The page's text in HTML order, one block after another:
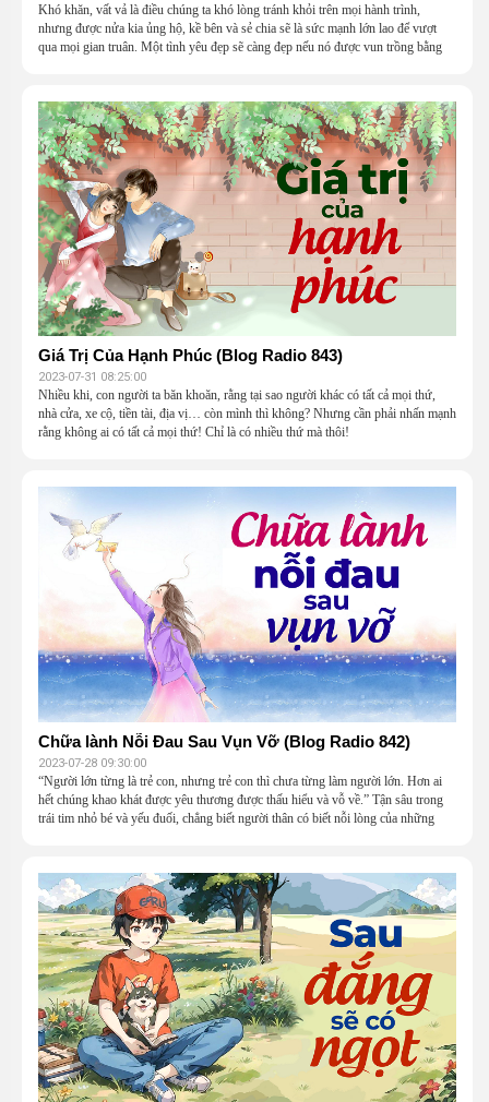
Khó khăn, vất vả là điều chúng ta khó lòng tránh khỏi trên mọi hành trình,
nhưng được nửa kia ủng hộ, kề bên và sẻ chia sẽ là sức mạnh lớn lao để vượt
qua mọi gian truân. Một tình yêu đẹp sẽ càng đẹp nếu nó được vun trồng bằng
Giá Trị Của Hạnh Phúc (Blog Radio 843)
2023-07-31 08:25:00
Nhiều khi, con người ta băn khoăn, rằng tại sao người khác có tất cả mọi thứ,
nhà cửa, xe cộ, tiền tài, địa vị… còn mình thì không? Nhưng cần phải nhấn mạnh
rằng không ai có tất cả mọi thứ! Chỉ là có nhiều thứ mà thôi!
Chữa lành Nỗi Đau Sau Vụn Vỡ (Blog Radio 842)
2023-07-28 09:30:00
“Người lớn từng là trẻ con, nhưng trẻ con thì chưa từng làm người lớn. Hơn ai
hết chúng khao khát được yêu thương được thấu hiểu và vỗ về.” Tận sâu trong
trái tim nhỏ bé và yếu đuối, chẳng biết người thân có biết nỗi lòng của những